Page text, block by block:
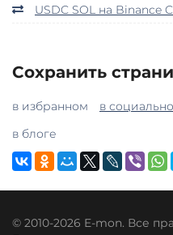
USDC SOL на Binance
Сохранить
в избранном в
в блоге
© 2010-2026 E-mon. Все